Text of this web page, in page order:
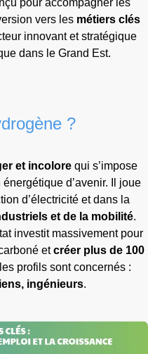
pour accompagner les
vers les métiers clés
innovant et stratégique
dans le Grand Est.
?
et incolore qui s’impose
d’avenir. Il joue
d’électricité et dans la
et de la mobilité.
investit massivement pour
etcréer plus de 100
profils sont concernés :
ingénieurs.